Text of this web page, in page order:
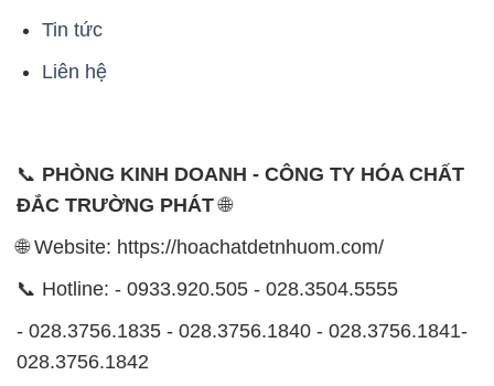
Tin tức
Liên hệ
📞 PHÒNG KINH DOANH - CÔNG TY HÓA CHẤT
ĐẮC TRƯỜNG PHÁT🌐
🌐 Website: https://hoachatdetnhuom.com/
📞 Hotline: - 0933.920.505 - 028.3504.5555
- 028.3756.1835 - 028.3756.1840 - 028.3756.1841-
028.3756.1842